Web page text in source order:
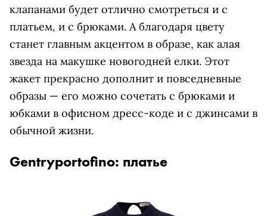
клапанами будет отлично смотреться и с
платьем, и с брюками. А благодаря цвету
станет главным акцентом в образе, как алая
звезда на макушке новогодней елки. Этот
жакет прекрасно дополнит и повседневные
образы — его можно сочетать с брюками и
юбками в офисном дресс-коде и с джинсами в
обычной жизни.
Gentryportofino: платье